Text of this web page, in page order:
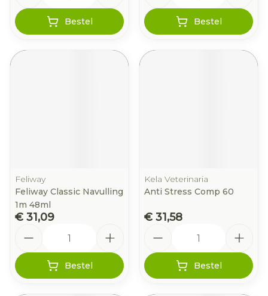
Bestel Bestel
Feliway
Feliway Classic Navulling
1m 48ml
€ 31,09
Bestel
Kela Veterinaria
Anti Stress Comp 60
€ 31,58
Bestel